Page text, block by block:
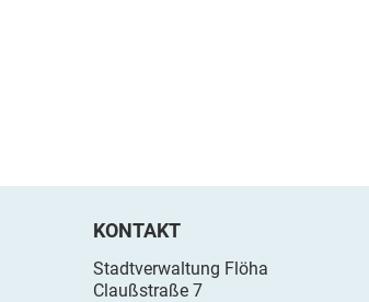
KONTAKT
Stadtverwaltung Flöha
Claußstraße 7